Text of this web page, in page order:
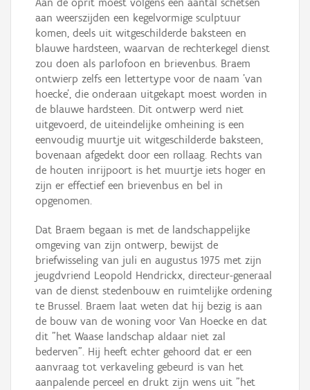
Aan de oprit moest volgens een aantal schetsen
aan weerszijden een kegelvormige sculptuur
komen, deels uit witgeschilderde baksteen en
blauwe hardsteen, waarvan de rechterkegel dienst
zou doen als parlofoon en brievenbus. Braem
ontwierp zelfs een lettertype voor de naam 'van
hoecke', die onderaan uitgekapt moest worden in
de blauwe hardsteen. Dit ontwerp werd niet
uitgevoerd, de uiteindelijke omheining is een
eenvoudig muurtje uit witgeschilderde baksteen,
bovenaan afgedekt door een rollaag. Rechts van
de houten inrijpoort is het muurtje iets hoger en
zijn er effectief een brievenbus en bel in
opgenomen.
Dat Braem begaan is met de landschappelijke
omgeving van zijn ontwerp, bewijst de
briefwisseling van juli en augustus 1975 met zijn
jeugdvriend Leopold Hendrickx, directeur-generaal
van de dienst stedenbouw en ruimtelijke ordening
te Brussel. Braem laat weten dat hij bezig is aan
de bouw van de woning voor Van Hoecke en dat
dit "het Waase landschap aldaar niet zal
bederven". Hij heeft echter gehoord dat er een
aanvraag tot verkaveling gebeurd is van het
aanpalende perceel en drukt zijn wens uit "het